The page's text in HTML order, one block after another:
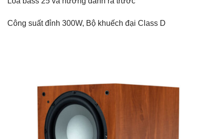
Công suất đỉnh 300W, Bộ khuếch đại Class D